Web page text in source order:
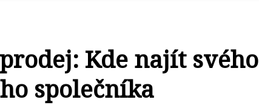
Kde najít svého
společníka